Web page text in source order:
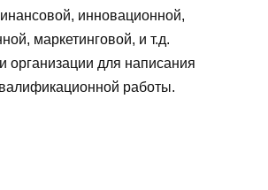
инновационной,
маркетинговой, и т.д.
организации для написания
работы.